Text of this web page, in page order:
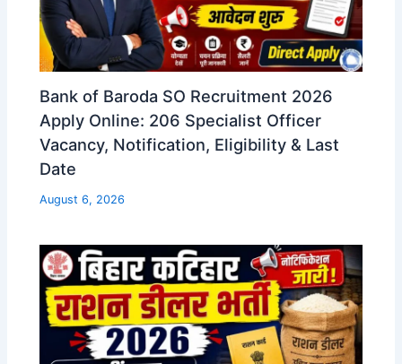
Bank of Baroda SO Recruitment 2026
Apply Online: 206 Specialist Officer
Vacancy, Notification, Eligibility & Last
Date
August 6, 2026